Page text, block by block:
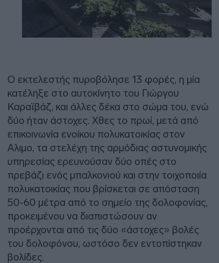
Ο εκτελεστής πυροβόλησε 13 φορές, η μία
κατέληξε στο αυτοκίνητο του Γιώργου
Καραϊβάζ, και άλλες δέκα στο σώμα του, ενώ
δύο ήταν άστοχες. Χθες το πρωί, μετά από
επικοινωνία ενοίκου πολυκατοικίας στον
Αλιμο, τα στελέχη της αρμόδιας αστυνομικής
υπηρεσίας ερευνούσαν δύο οπές στο
πρεβάζι ενός μπαλκονιού και στην τοιχοποιία
πολυκατοικίας που βρίσκεται σε απόσταση
50-60 μέτρα από το σημείο της δολοφονίας,
προκειμένου να διαπιστώσουν αν
προέρχονται από τις δύο «άστοχες» βολές
του δολοφόνου, ωστόσο δεν εντοπίστηκαν
βολίδες.